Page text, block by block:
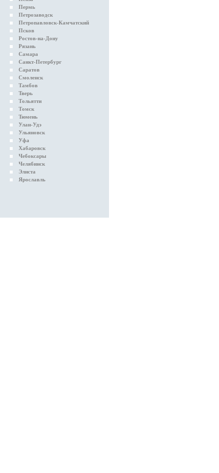
Пермь
Петрозаводск
Петропавловск-Камчатский
Псков
Ростов-на-Дону
Рязань
Самара
Санкт-Петербург
Саратов
Смоленск
Тамбов
Тверь
Тольятти
Томск
Тюмень
Улан-Удэ
Ульяновск
Уфа
Хабаровск
Чебоксары
Челябинск
Элиста
Ярославль